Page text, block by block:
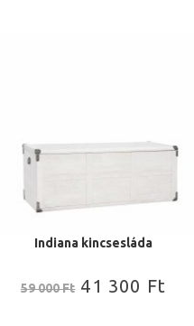
Indiana kincsesláda
59 000Ft 41 300 Ft